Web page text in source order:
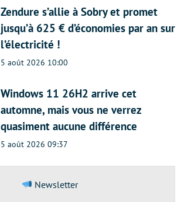
Zendure s’allie à Sobry et promet
jusqu’à 625 € d’économies par an sur
l’électricité !
5 août 2026 10:00
Windows 11 26H2 arrive cet
automne, mais vous ne verrez
quasiment aucune différence
5 août 2026 09:37
Newsletter